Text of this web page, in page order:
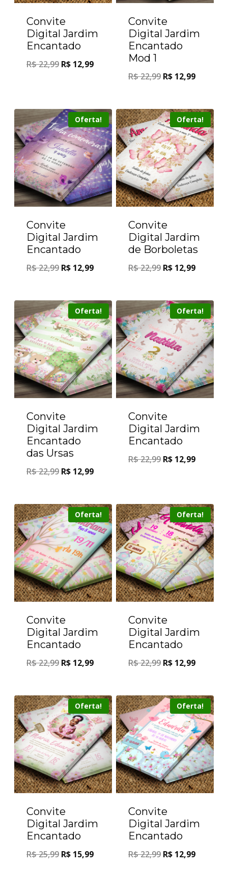
Convite
Digital Jardim
Encantado
R$22,99 R$ 12,99
Convite
Digital Jardim
Encantado
Mod 1
R$22,99 R$ 12,99
Oferta!
Convite
Digital Jardim
Encantado
R$22,99 R$ 12,99
Oferta!
Convite
Digital Jardim
de Borboletas
R$22,99 R$ 12,99
Oferta!
Convite
Digital Jardim
Encantado
das Ursas
R$22,99 R$ 12,99
Oferta!
Convite
Digital Jardim
Encantado
R$22,99 R$ 12,99
Oferta!
Convite
Digital Jardim
Encantado
R$22,99 R$ 12,99
Oferta!
Convite
Digital Jardim
Encantado
R$22,99 R$ 12,99
Oferta!
Convite
Digital Jardim
Encantado
R$25,99 R$ 15,99
Oferta!
Convite
Digital Jardim
Encantado
R$22,99 R$ 12,99